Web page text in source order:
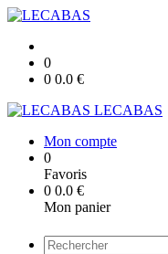
0
0 0.0 €
LECABAS
Mon compte
0
Favoris
0 0.0 €
Mon panier